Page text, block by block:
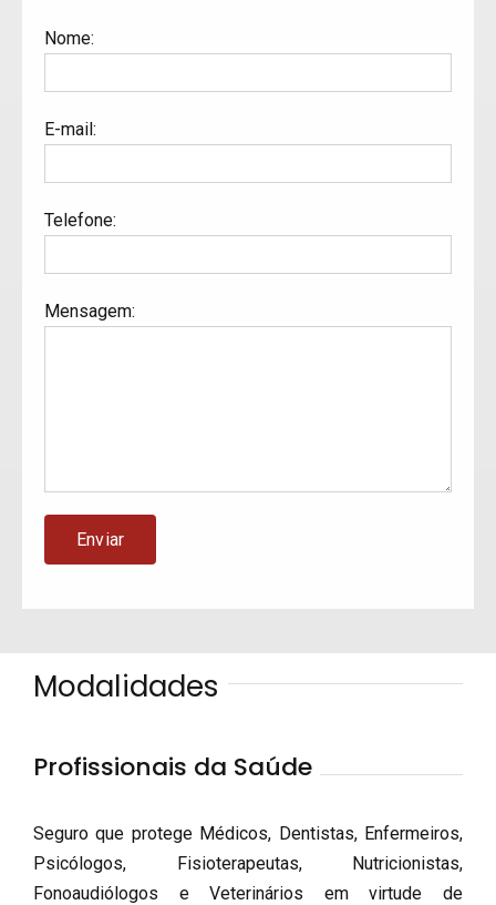
Nome:
E-mail:
Telefone:
Mensagem:
Modalidades
Profissionais da Saúde
Seguro que protege Médicos, Dentistas, Enfermeiros,
Psicólogos, Fisioterapeutas, Nutricionistas,
Fonoaudiólogos e Veterinários em virtude de